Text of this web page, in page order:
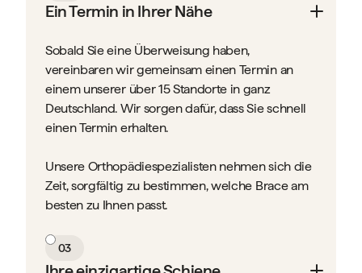
Ein Termin in Ihrer Nähe
Sobald Sie eine Überweisung haben,
vereinbaren wir gemeinsam einen Termin an
einem unserer über 15 Standorte in ganz
Deutschland. Wir sorgen dafür, dass Sie schnell
einen Termin erhalten.
Unsere Orthopädiespezialisten nehmen sich die
Zeit, sorgfältig zu bestimmen, welche Brace am
besten zu Ihnen passt.
03